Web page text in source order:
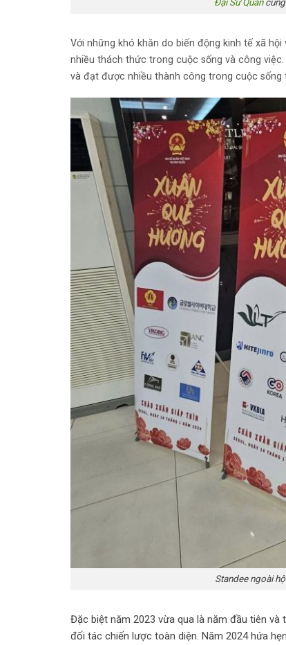
Đại Sứ Quáncùng
Với những khó khăn do biến động kinh tế xã
nhiều thách thức trong cuộc sống và công
và đạt được nhiều thành công trong cuộc sống
Standee ngoài
Đặc biệt năm 2023 vừa qua là năm đầu tiên
đối tác chiến lược toàn diện. Năm 2024 hứa